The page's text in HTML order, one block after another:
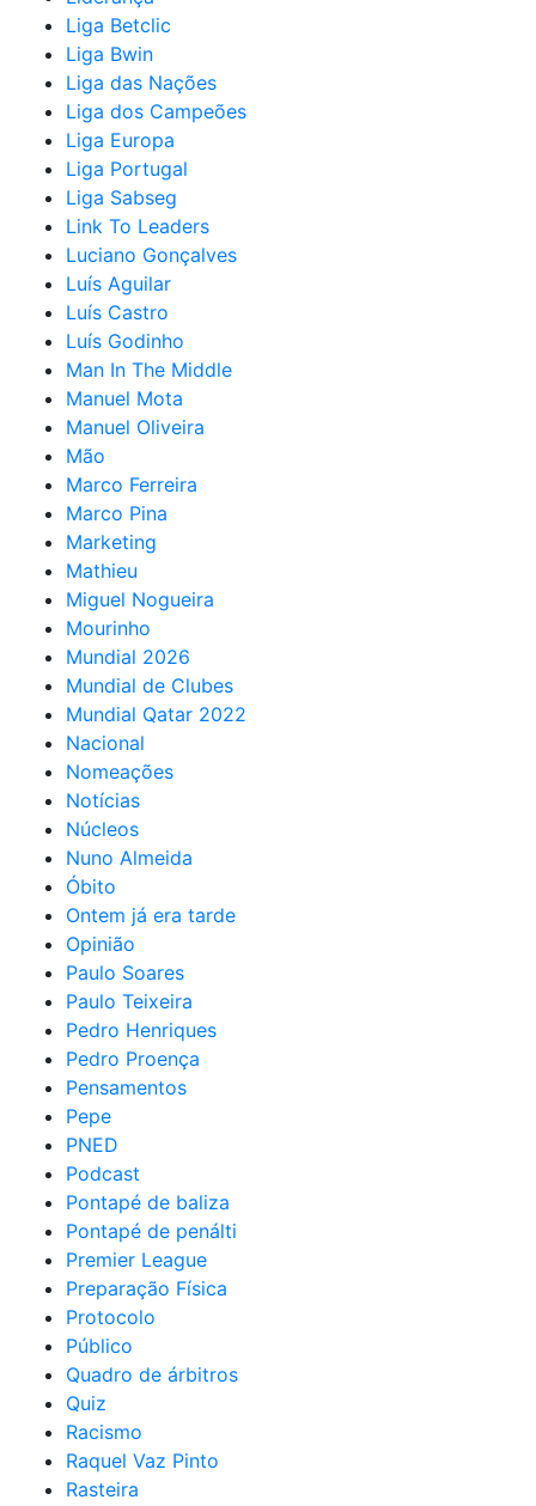
Liga Betclic
Liga Bwin
Liga das Nações
Liga dos Campeões
Liga Europa
Liga Portugal
Liga Sabseg
Link To Leaders
Luciano Gonçalves
Luís Aguilar
Luís Castro
Luís Godinho
Man In The Middle
Manuel Mota
Manuel Oliveira
Mão
Marco Ferreira
Marco Pina
Marketing
Mathieu
Miguel Nogueira
Mourinho
Mundial 2026
Mundial de Clubes
Mundial Qatar 2022
Nacional
Nomeações
Notícias
Núcleos
Nuno Almeida
Óbito
Ontem já era tarde
Opinião
Paulo Soares
Paulo Teixeira
Pedro Henriques
Pedro Proença
Pensamentos
Pepe
PNED
Podcast
Pontapé de baliza
Pontapé de penálti
Premier League
Preparação Física
Protocolo
Público
Quadro de árbitros
Quiz
Racismo
Raquel Vaz Pinto
Rasteira